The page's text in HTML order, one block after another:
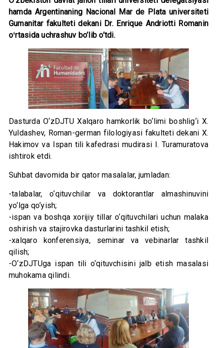
hamda Argentinaning Nacional Mar de Plata universiteti
Gumanitar fakulteti dekani Dr. Enrique Andriotti Romanin
oʻrtasida uchrashuv bo’lib o’tdi.
Dasturda O‘zDJTU Xalqaro hamkorlik bo‘limi boshlig‘i X.
Yuldashev, Roman-german filologiyasi fakulteti dekani X.
Hakimov va Ispan tili kafedrasi mudirasi I. Turamuratova
ishtirok etdi.
Suhbat davomida bir qator masalalar, jumladan:
-talabalar, o‘qituvchilar va doktorantlar almashinuvini
yo‘lga qo‘yish;
-ispan va boshqa xorijiy tillar o‘qituvchilari uchun malaka
oshirish va stajirovka dasturlarini tashkil etish;
-xalqaro konferensiya, seminar va vebinarlar tashkil
qilish;
-O‘zDJTUga ispan tili o‘qituvchisini jalb etish masalasi
muhokama qilindi.